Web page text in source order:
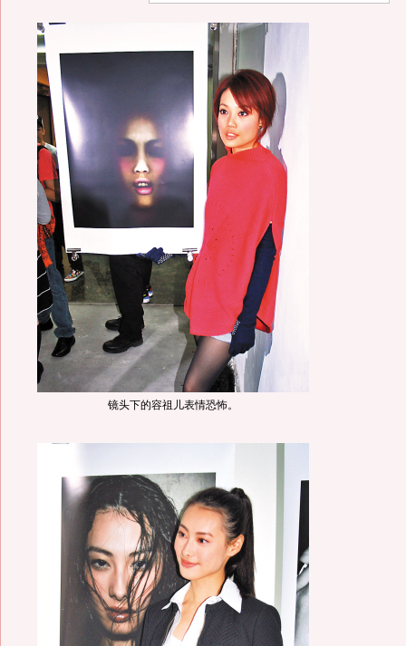
镜头下的容祖儿表情恐怖。